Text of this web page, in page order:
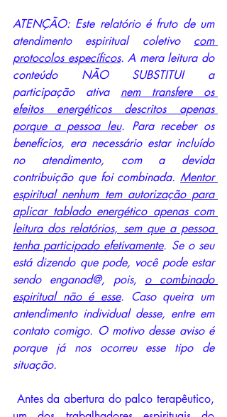
ATENÇÃO: Este relatório é fruto de um
atendimento espiritual coletivo com
protocolos específicos. A mera leitura do
conteúdo NÃO SUBSTITUI a
participação ativa nem transfere os
efeitos energéticos descritos apenas
porque a pessoa leu. Para receber os
benefícios, era necessário estar incluído
no atendimento, com a devida
contribuição que foi combinada. Mentor
espiritual nenhum tem autorização para
aplicar tablado energético apenas com
leitura dos relatórios, sem que a pessoa
tenha participado efetivamente. Se o seu
está dizendo que pode, você pode estar
sendo enganad@, pois, o combinado
espiritual não é esse. Caso queira um
antendimento individual desse, entre em
contato comigo. O motivo desse aviso é
porque já nos ocorreu esse tipo de
situação.